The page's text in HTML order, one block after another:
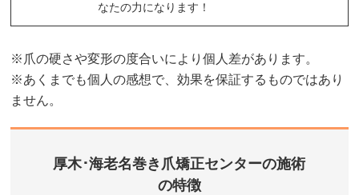
なたの力になります！
※爪の硬さや変形の度合いにより個人差があります。
※あくまでも個人の感想で、効果を保証するものではあり
ません。
厚木･海老名巻き爪矯正センターの施術
の特徴